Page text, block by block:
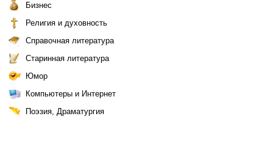
Бизнес
Религия и духовность
Справочная литература
Старинная литература
Юмор
Компьютеры и Интернет
Поэзия, Драматургия